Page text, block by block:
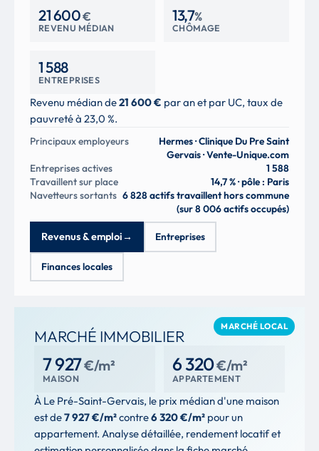
21 600€
REVENU MÉDIAN
13,7%
CHÔMAGE
1 588
ENTREPRISES
Revenu médian de21 600 € par an et par UC, taux de
pauvreté à 23,0 %.
Principaux employeurs
Hermes · Clinique Du Pre Saint
Gervais · Vente-Unique.com
Entreprises actives
1 588
Travaillent sur place
14,7 % · pôle : Paris
Navetteurs sortants 6 828 actifs travaillent hors commune
(sur 8 006 actifs occupés)
Revenus & emploi→ Entreprises
Finances locales
MARCHÉ LOCAL
MARCHÉ IMMOBILIER
7 927€/m²
MAISON
6 320€/m²
APPARTEMENT
À Le Pré-Saint-Gervais, le prix médian d'une maison
est de7 927 €/m²contre6 320 €/m² pour un
appartement. Analyse détaillée, rendement locatif et